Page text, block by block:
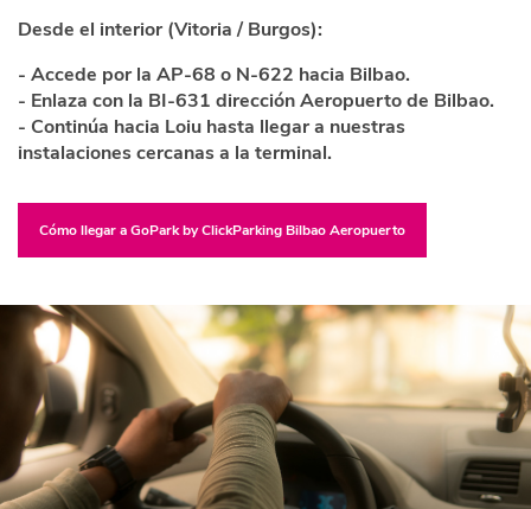
Desde el interior (Vitoria / Burgos):
- Accede por la AP-68 o N-622 hacia Bilbao.
- Enlaza con la BI-631 dirección Aeropuerto de Bilbao.
- Continúa hacia Loiu hasta llegar a nuestras
instalaciones cercanas a la terminal.
Cómo llegar a GoPark by ClickParking Bilbao Aeropuerto